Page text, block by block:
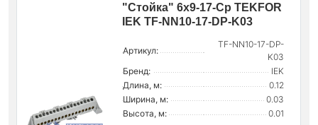
"Стойка" 6х9-17-Ср TEKFOR
IEK TF-NN10-17-DP-K03
Артикул:
TF-NN10-17-DP-
K03
Бренд:
IEK
Длина, м:
0.12
Ширина, м:
0.03
Высота, м:
0.01